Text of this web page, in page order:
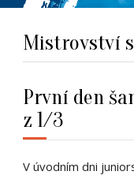
Mistrovství
První den
z 1/3
V úvodním dni